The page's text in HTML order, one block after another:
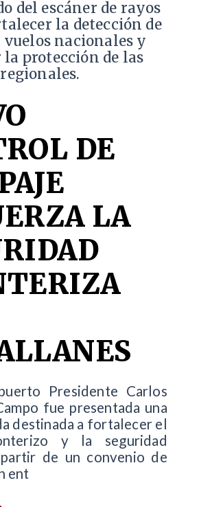
del escáner de rayos
la detección de
nacionales y
protección de las
DE
LA
Presidente Carlos
fue presentada una
destinada a fortalecer el
y la seguridad
de un convenio de
ent